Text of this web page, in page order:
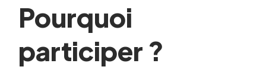
Pourquoi
participer ?